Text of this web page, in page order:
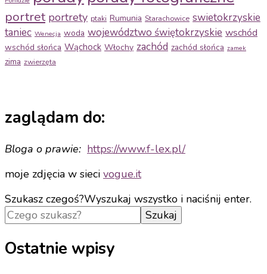
portret portrety ptaki Rumunia Starachowice swietokrzyskie
taniec Wenecja woda województwo świętokrzyskie wschód
wschód słońca Wąchock Włochy zachód zachód słońca zamek
zima zwierzęta
zaglądam do:
Bloga o prawie: https://www.f-lex.pl/
moje zdjęcia w sieci vogue.it
Szukasz czegoś?Wyszukaj wszystko i naciśnij enter.
Ostatnie wpisy